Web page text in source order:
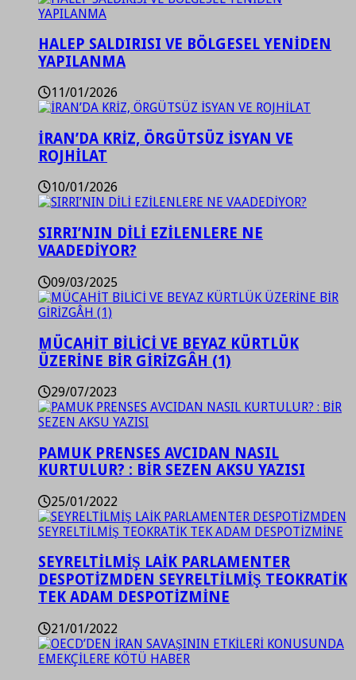
HALEP SALDIRISI VE BÖLGESEL YENİDEN
YAPILANMA
11/01/2026
İRAN’DA KRİZ, ÖRGÜTSÜZ İSYAN VE
ROJHİLAT
10/01/2026
SIRRI’NIN DİLİ EZİLENLERE NE
VAADEDİYOR?
09/03/2025
MÜCAHİT BİLİCİ VE BEYAZ KÜRTLÜK
ÜZERİNE BİR GİRİZGÂH (1)
29/07/2023
PAMUK PRENSES AVCIDAN NASIL
KURTULUR? : BİR SEZEN AKSU YAZISI
25/01/2022
SEYRELTİLMİŞ LAİK PARLAMENTER
DESPOTİZMDEN SEYRELTİLMİŞ TEOKRATİK
TEK ADAM DESPOTİZMİNE
21/01/2022